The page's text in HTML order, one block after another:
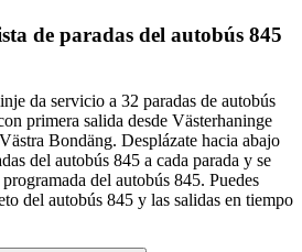
de paradas del autobús 845
da servicio a 32 paradas de autobús
primera salida desde Västerhaninge
Bondäng. Desplázate hacia abajo
del autobús 845 a cada parada y se
del autobús 845. Puedes
del autobús 845 y las salidas en tiempo